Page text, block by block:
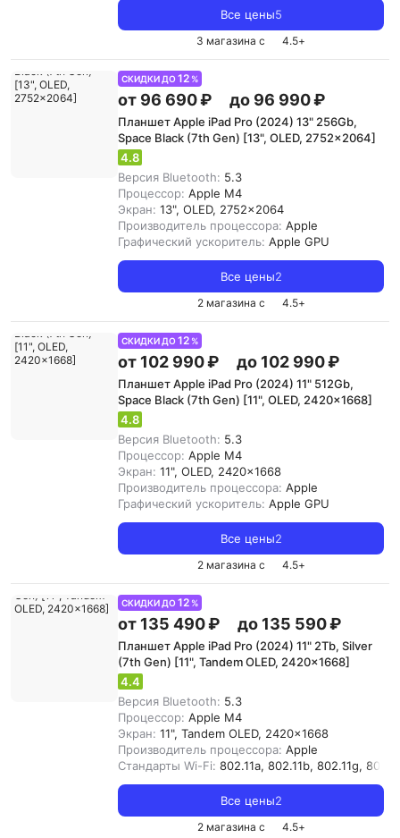
Все цены5
3 магазина с 4.5+
СКИДКИ ДО12 %
от 96 690 ₽ до 96 990 ₽
Планшет Apple iPad Pro (2024) 13" 256Gb,
Space Black (7th Gen) [13", OLED, 2752x2064]
4.8
Версия Bluetooth: 5.3
Процессор: Apple M4
Экран: 13", OLED, 2752x2064
Производитель процессора: Apple
Графический ускоритель: Apple GPU
Все цены2
2 магазина с 4.5+
СКИДКИ ДО12 %
от 102 990 ₽ до 102 990 ₽
Планшет Apple iPad Pro (2024) 11" 512Gb,
Space Black (7th Gen) [11", OLED, 2420x1668]
4.8
Версия Bluetooth: 5.3
Процессор: Apple M4
Экран: 11", OLED, 2420x1668
Производитель процессора: Apple
Графический ускоритель: Apple GPU
Все цены2
2 магазина с 4.5+
СКИДКИ ДО12 %
от 135 490 ₽ до 135 590 ₽
Планшет Apple iPad Pro (2024) 11" 2Tb, Silver
(7th Gen) [11", Tandem OLED, 2420x1668]
4.4
Версия Bluetooth: 5.3
Процессор: Apple M4
Экран: 11", Tandem OLED, 2420x1668
Производитель процессора: Apple
Стандарты Wi-Fi: 802.11a, 802.11b, 802.11g,
Все цены2
2 магазина с 4.5+